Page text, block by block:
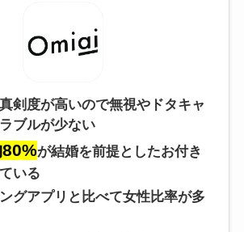
剣度が高いので無視やドタキャ
ブルが少ない
が結婚を前提としたお付き
いる
グアプリと比べて女性比率が多